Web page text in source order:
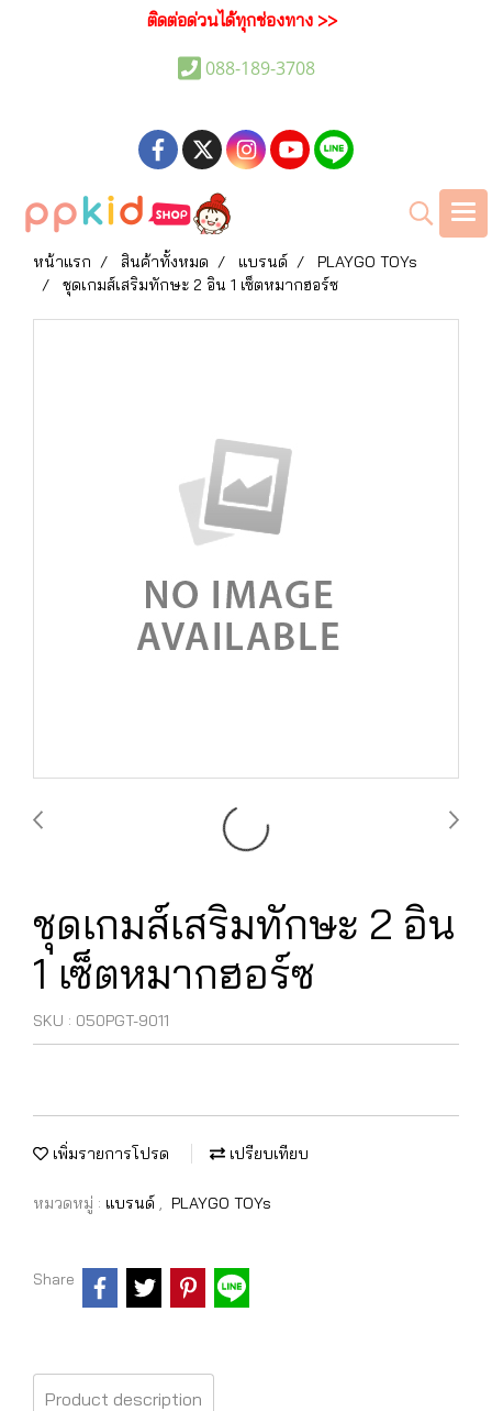
ติดต่อด่วนได้ทุกช่องทาง >>
088-189-3708
หน้าแรก สินค้าทั้งหมด แบรนด์
PLAYGO TOYs
ชุดเกมส์เสริมทักษะ 2 อิน 1 เซ็ตหมากฮอร์ซ
ชุดเกมส์เสริมทักษะ 2 อิน
1 เซ็ตหมากฮอร์ซ
SKU : 050PGT-9011
เพิ่มรายการโปรด เปรียบเทียบ
หมวดหมู่ : แบรนด์ , PLAYGO TOYs
Share
Product description